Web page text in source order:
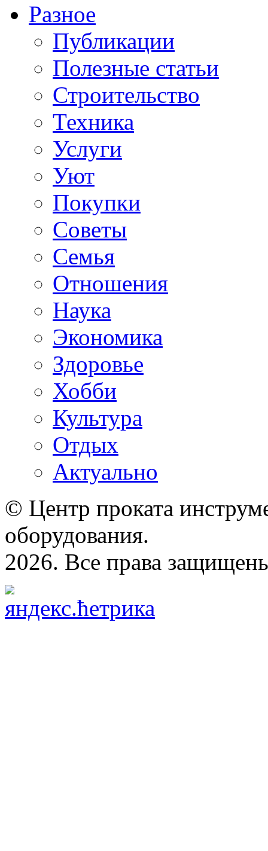
Разное
Публикации
Полезные статьи
Строительство
Техника
Услуги
Уют
Покупки
Советы
Семья
Отношения
Наука
Экономика
Здоровье
Хобби
Культура
Отдых
Актуально
© Центр проката
оборудования.
2026. Все права